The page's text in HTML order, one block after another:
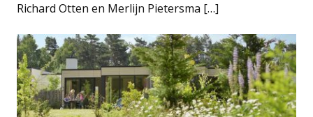
Richard Otten en Merlijn Pietersma […]